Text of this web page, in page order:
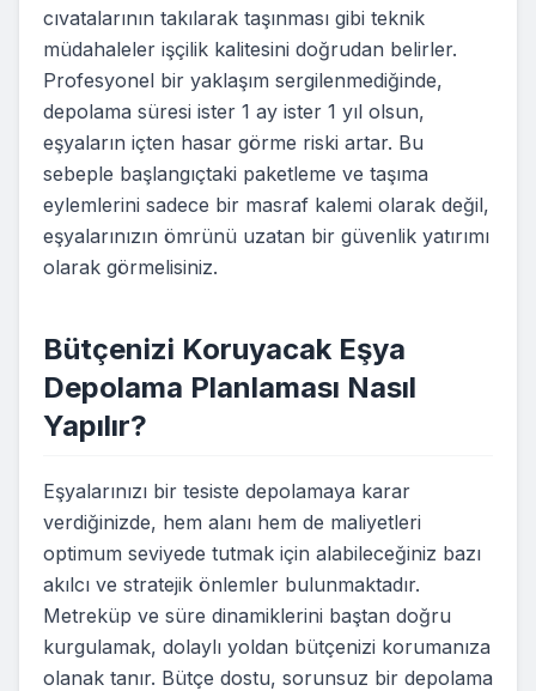
cıvatalarının takılarak taşınması gibi teknik
müdahaleler işçilik kalitesini doğrudan belirler.
Profesyonel bir yaklaşım sergilenmediğinde,
depolama süresi ister 1 ay ister 1 yıl olsun,
eşyaların içten hasar görme riski artar. Bu
sebeple başlangıçtaki paketleme ve taşıma
eylemlerini sadece bir masraf kalemi olarak değil,
eşyalarınızın ömrünü uzatan bir güvenlik yatırımı
olarak görmelisiniz.
Bütçenizi Koruyacak Eşya
Depolama Planlaması Nasıl
Yapılır?
Eşyalarınızı bir tesiste depolamaya karar
verdiğinizde, hem alanı hem de maliyetleri
optimum seviyede tutmak için alabileceğiniz bazı
akılcı ve stratejik önlemler bulunmaktadır.
Metreküp ve süre dinamiklerini baştan doğru
kurgulamak, dolaylı yoldan bütçenizi korumanıza
olanak tanır. Bütçe dostu, sorunsuz bir depolama